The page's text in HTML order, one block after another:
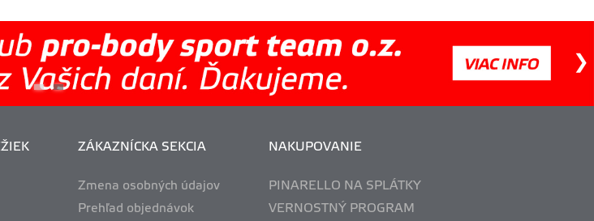
ZÁKAZNÍCKA SEKCIA
Zmena osobných údajov
Prehľad objednávok
NAKUPOVANIE
PINARELLO NA SPLÁTKY
VERNOSTNÝ PROGRAM